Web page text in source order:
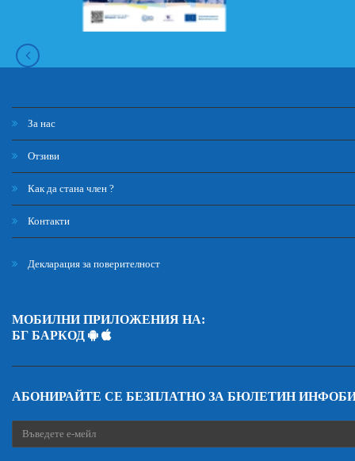
За нас
Отзиви
Как да стана член ?
Контакти
Декларация за поверителност
МОБИЛНИ ПРИЛОЖЕНИЯ НА:
БГ БАРКОД
АБОНИРАЙТЕ СЕ БЕЗПЛАТНО ЗА БЮЛЕТИН